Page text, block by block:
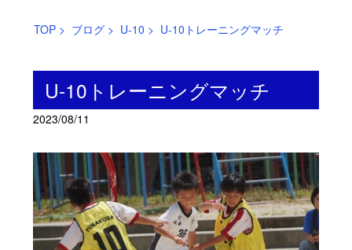
TOP> ブログ> U-10 > U-10トレーニングマッチ
U-10トレーニングマッチ
2023/08/11